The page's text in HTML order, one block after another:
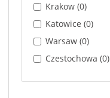
Krakow (0)
Katowice (0)
Warsaw (0)
Czestochowa (0)